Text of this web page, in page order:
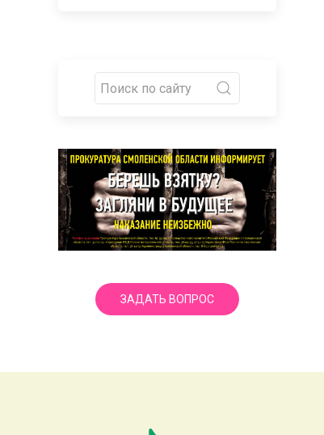
ЗАДАТЬ ВОПРОС